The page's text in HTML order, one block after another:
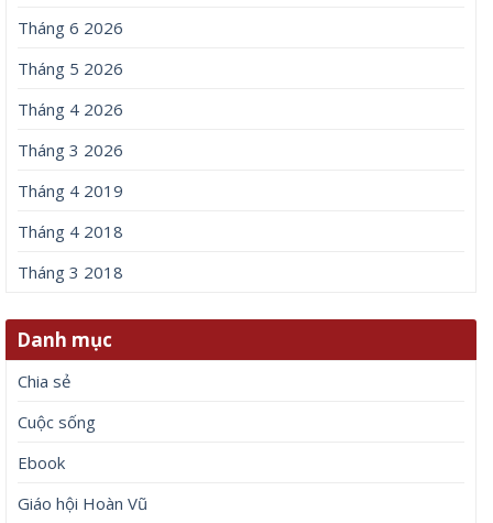
Tháng 6 2026
Tháng 5 2026
Tháng 4 2026
Tháng 3 2026
Tháng 4 2019
Tháng 4 2018
Tháng 3 2018
Danh mục
Chia sẻ
Cuộc sống
Ebook
Giáo hội Hoàn Vũ